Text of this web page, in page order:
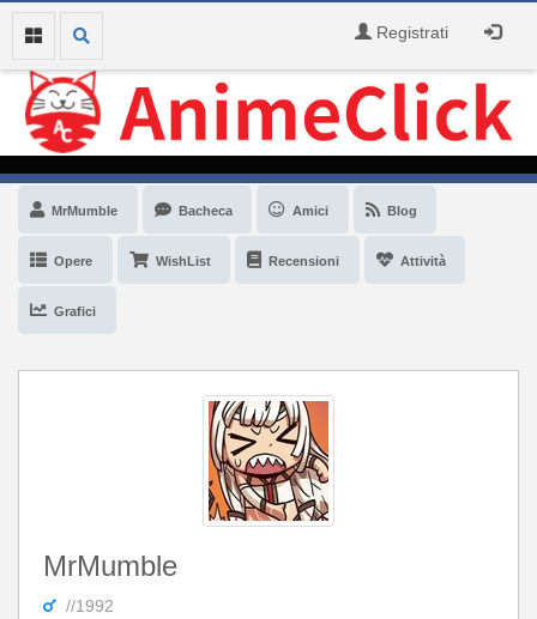
Registrati
MrMumble Bacheca Amici Blog
Opere WishList Recensioni Attività
Grafici
MrMumble
//1992